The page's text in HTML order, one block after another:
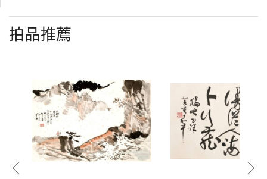
拍品推薦